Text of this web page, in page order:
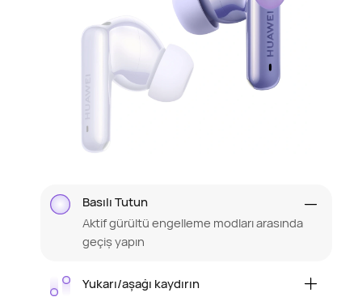
Basılı Tutun
Aktif gürültü engelleme modları arasında
geçiş yapın
Yukarı/aşağı kaydırın